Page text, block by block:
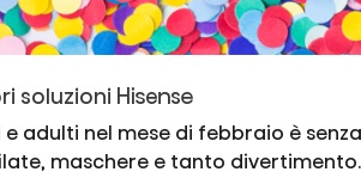
soluzioni Hisense
adulti nel mese di febbraio è
maschere e tanto divertimento.